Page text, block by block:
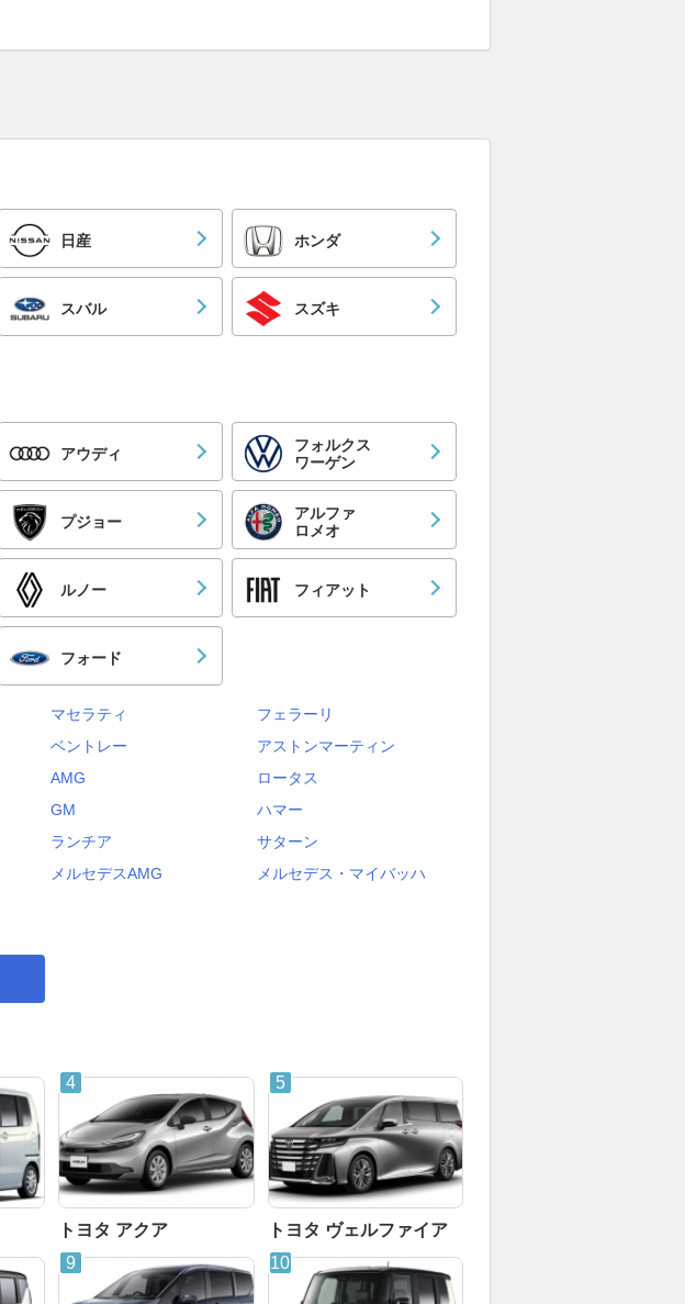
日産 ホンダ
スバル スズキ
アウディ
フォルクス
ワーゲン
プジョー
アルファ
ロメオ
ルノー フィアット
フォード
マセラティ
フェラーリ
ベントレー
アストンマーティン
AMG
ロータス
GM
ハマー
ランチア
サターン
メルセデスAMG メルセデス・マイバッハ
トヨタ アクア トヨタ ヴェルファイア